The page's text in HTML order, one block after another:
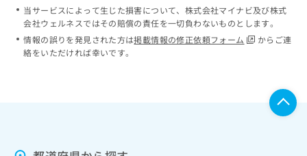
当サービスによって生じた損害について、株式会社マイナビ及び株式
会社ウェルネスではその賠償の責任を一切負わないものとします。
情報の誤りを発見された方は掲載情報の修正依頼フォーム
からご連
絡をいただければ幸いです。